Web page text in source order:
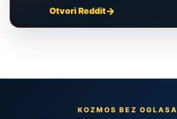
Otvori Reddit
KOZMOS BEZ OGLASA